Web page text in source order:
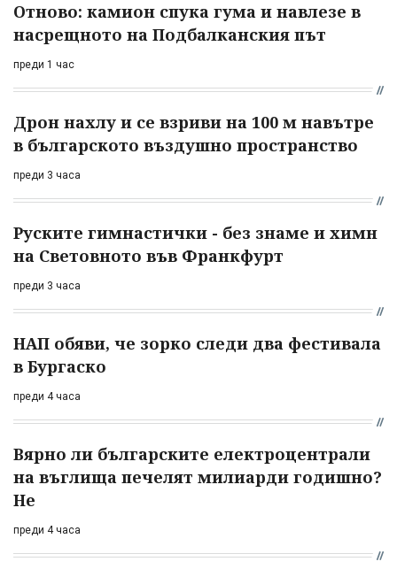
Отново: камион спука гума и навлезе в
насрещното на Подбалканския път
преди 1 час
Дрон нахлу и се взриви на 100 м навътре
в българското въздушно пространство
преди 3 часа
Руските гимнастички - без знаме и химн
на Световното във Франкфурт
преди 3 часа
НАП обяви, че зорко следи два фестивала
в Бургаско
преди 4 часа
Вярно ли българските електроцентрали
на въглища печелят милиарди годишно?
Не
преди 4 часа